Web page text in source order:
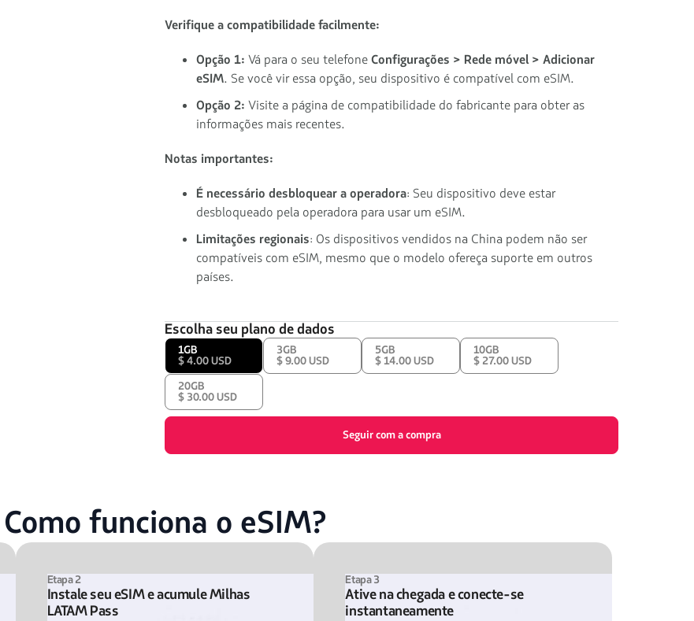
Verifique a compatibilidade facilmente:
Opção 1: Vá para o seu telefoneConfigurações > Rede móvel > Adicionar
eSIM. Se você vir essa opção, seu dispositivo é compatível com eSIM.
Opção 2: Visite a página de compatibilidade do fabricante para obter as
informações mais recentes.
Notas importantes:
É necessário desbloquear a operadora: Seu dispositivo deve estar
desbloqueado pela operadora para usar um eSIM.
Limitações regionais: Os dispositivos vendidos na China podem não ser
compatíveis com eSIM, mesmo que o modelo ofereça suporte em outros
países.
Escolha seu plano de dados
1GB
$ 4.00 USD
3GB
$ 9.00 USD
5GB
$ 14.00 USD
10GB
$ 27.00 USD
20GB
$ 30.00 USD
Seguir com a compra
Como funciona o eSIM?
Etapa 2
Instale seu eSIM e acumule Milhas
LATAM Pass
Etapa 3
Ative na chegada e conecte-se
instantaneamente